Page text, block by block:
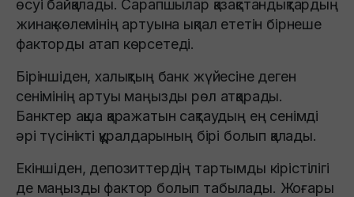
өсуі байқалады. Сарапшылар қазақстандықтардың
жинақ көлемінің артуына ықпал ететін бірнеше
факторды атап көрсетеді.
Біріншіден, халықтың банк жүйесіне деген
сенімінің артуы маңызды рөл атқарады.
Банктер ақша қаражатын сақтаудың ең сенімді
әрі түсінікті құралдарының бірі болып қалады.
Екіншіден, депозиттердің тартымды кірістілігі
де маңызды фактор болып табылады. Жоғары